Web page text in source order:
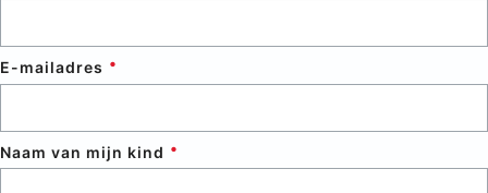
E-mailadres
Naam van mijn kind